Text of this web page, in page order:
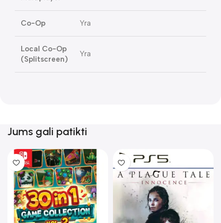
Co-Op Yra
Local Co-Op
(Splitscreen)
Yra
Jums gali patikti